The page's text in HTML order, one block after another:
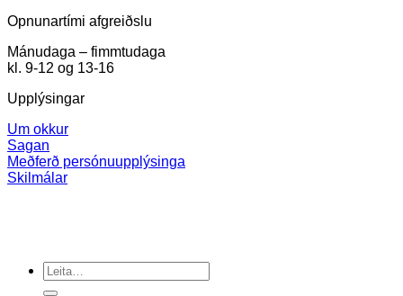
Opnunartími afgreiðslu
Mánudaga – fimmtudaga
kl. 9-12 og 13-16
Upplýsingar
Um okkur
Sagan
Meðferð persónuupplýsinga
Skilmálar
Search
for: